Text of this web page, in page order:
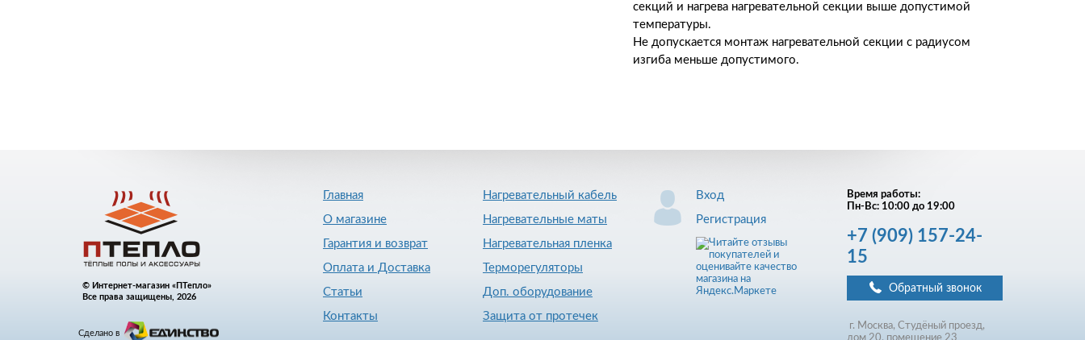
секций и нагрева нагревательной секции выше допустимой
температуры.
Не допускается монтаж нагревательной секции с радиусом
изгиба меньше допустимого.
© Интернет-магазин «ПТепло»
Все права защищены, 2026
Главная
О магазине
Гарантия и возврат
Оплата и Доставка
Статьи
Контакты
Нагревательный кабель
Нагревательные маты
Нагревательная пленка
Терморегуляторы
Доп. оборудование
Защита от протечек
Вход
Регистрация
Время работы:
Пн-Вс: 10:00 до 19:00
+7 (909) 157-24-
15
Обратный звонок
г. Москва, Студёный проезд,
Сделано в